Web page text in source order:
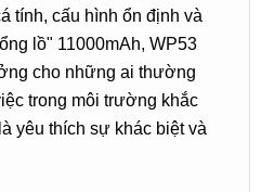
tính, cấu hình ổn định và
lồ" 11000mAh, WP53
cho những ai thường
trong môi trường khắc
yêu thích sự khác biệt và